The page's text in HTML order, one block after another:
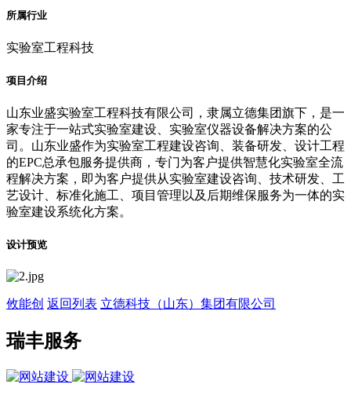
所属行业
实验室工程科技
项目介绍
山东业盛实验室工程科技有限公司，隶属立德集团旗下，是一
家专注于一站式实验室建设、实验室仪器设备解决方案的公
司。山东业盛作为实验室工程建设咨询、装备研发、设计工程
的EPC总承包服务提供商，专门为客户提供智慧化实验室全流
程解决方案，即为客户提供从实验室建设咨询、技术研发、工
艺设计、标准化施工、项目管理以及后期维保服务为一体的实
验室建设系统化方案。
设计预览
攸能创 返回列表 立德科技（山东）集团有限公司
瑞丰服务